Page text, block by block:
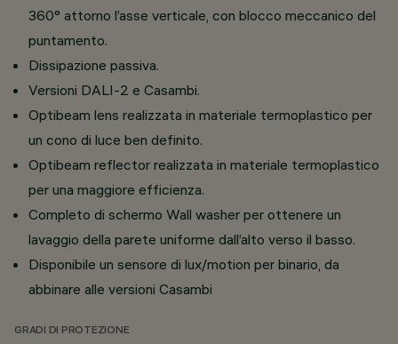
360° attorno l’asse verticale, con blocco meccanico del
puntamento.
Dissipazione passiva.
Versioni DALI-2 e Casambi.
Optibeam lens realizzata in materiale termoplastico per
un cono di luce ben definito.
Optibeam reflector realizzata in materiale termoplastico
per una maggiore efficienza.
Completo di schermo Wall washer per ottenere un
lavaggio della parete uniforme dall’alto verso il basso.
Disponibile un sensore di lux/motion per binario, da
abbinare alle versioni Casambi
GRADI DI PROTEZIONE